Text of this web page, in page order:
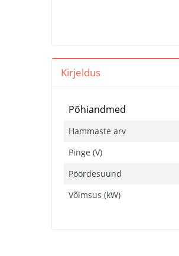
Kirjeldus
Põhiandmed
Hammaste arv
Pinge (V)
Pöördesuund
Võimsus (kW)